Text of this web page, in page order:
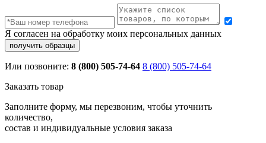
Я согласен на обработку моих персональных данных
Или позвоните: 8 (800) 505-74-64 8 (800) 505-74-64
Заказать товар
Заполните форму, мы перезвоним, чтобы уточнить
количество,
состав и индивидуальные условия заказа